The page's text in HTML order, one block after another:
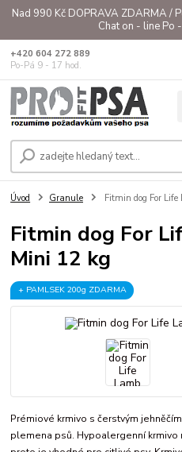
Nad 990 Kč DOPRAVA ZDARMA /
Chat on - line Po
+420 604 272 889
Po-Pá 9 - 17 hod.
Úvod Granule Fitmin dog For
Fitmin dog For
Mini 12 kg
+ PAMLSEK 200g ZDARMA
Prémiové krmivo s čerstvým
plemena psů. Hypoalergenní krmivo